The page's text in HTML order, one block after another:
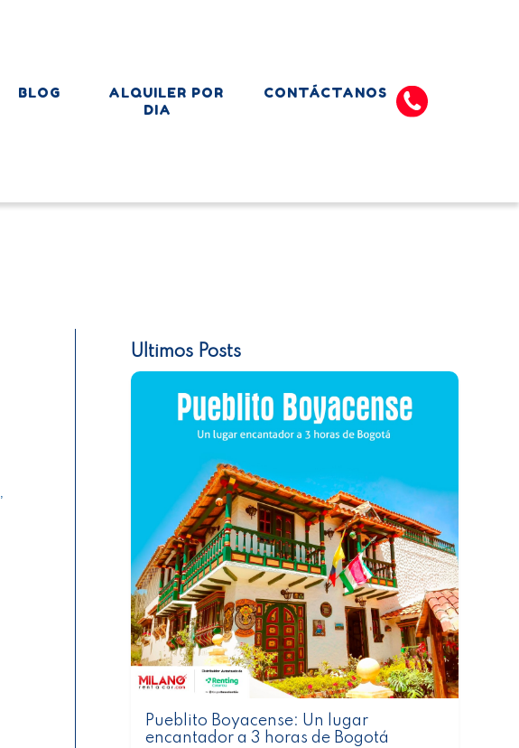
BLOG
ALQUILER POR
DIA
CONTÁCTANOS
Ultimos Posts
Pueblito Boyacense: Un lugar
encantador a 3 horas de Bogotá